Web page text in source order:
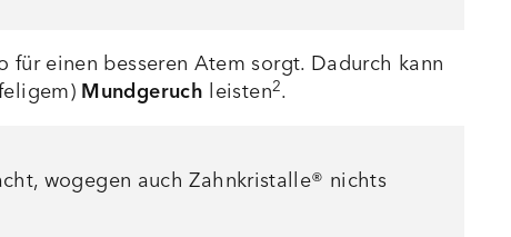
einen besseren Atem sorgt. Dadurch kann
Mundgeruch leisten2.
wogegen auch Zahnkristalle® nichts